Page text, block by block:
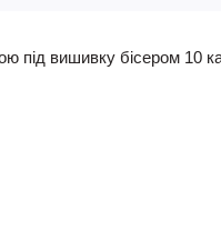
під вишивку бісером 10